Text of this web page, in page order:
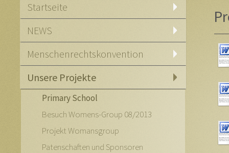
Startseite
NEWS
Menschenrechtskonvention
Unsere Projekte
Primary School
Besuch Womens-Group 08/2013
Projekt Womansgroup
Patenschaften und Sponsoren